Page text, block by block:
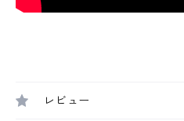
レビュー